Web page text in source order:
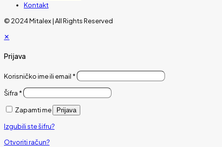
Kontakt
© 2024 Mitalex | All Rights Reserved
✕
Prijava
Korisničko ime ili email *
Šifra *
Zapamti me Prijava
Izgubili ste šifru?
Otvoriti račun?